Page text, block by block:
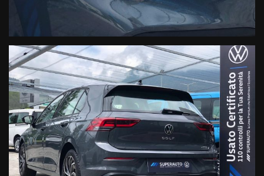
E-MAIL: d.meletti@superautofeltre.it
DA LUNEDI’ A VENERDI’
MATTINO: 8.30 – 12.00
POMERIGGIO: 14.00 – 18.30
SABATO
MATTINO: 9.00 – 12.00
I NOSTRI PARTNER: